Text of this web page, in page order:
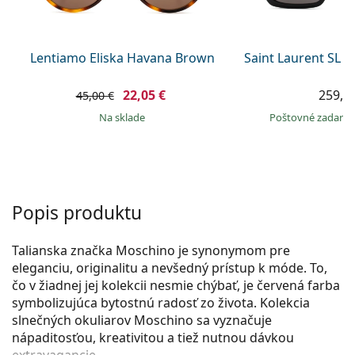
Persol
Lentiamo Eliska Havana Brown
45,00 € 22,05 €
na sklade
Saint Laurent SL
Poštovné
Popis produktu
Talianska značka Moschino je synonymom pre
eleganciu, originalitu a nevšedný prístup k móde. To,
čo v žiadnej jej kolekcii nesmie chýbať, je červená farba
symbolizujúca bytostnú radosť zo života. Kolekcia
slnečných okuliarov Moschino sa vyznačuje
nápaditosťou, kreativitou a tiež nutnou dávkou